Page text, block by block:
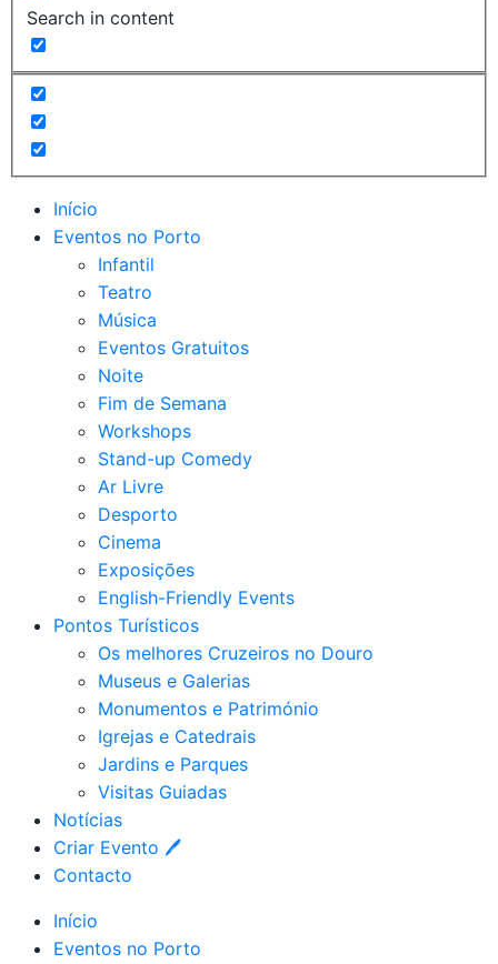
Search in content
Início
Eventos no Porto
Infantil
Teatro
Música
Eventos Gratuitos
Noite
Fim de Semana
Workshops
Stand-up Comedy
Ar Livre
Desporto
Cinema
Exposições
English-Friendly Events
Pontos Turísticos
Os melhores Cruzeiros no Douro​
Museus e Galerias
Monumentos e Património
Igrejas e Catedrais
Jardins e Parques
Visitas Guiadas
Notícias
Criar Evento 🖊
Contacto
Início
Eventos no Porto